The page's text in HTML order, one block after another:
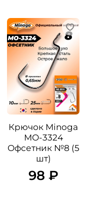
Крючок Minoga
MO-3324
Офсетник №8 (5
шт)
98 ₽